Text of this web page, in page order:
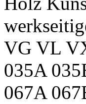
VG VL
035A
067A